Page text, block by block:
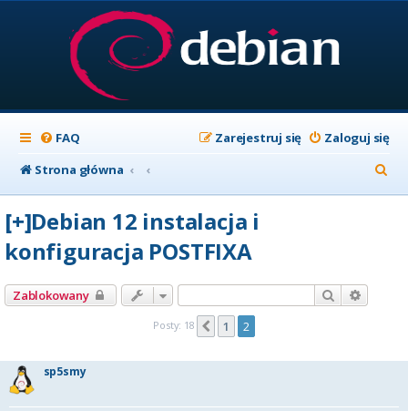
FAQ Zaloguj się
Zarejestruj się
Strona główna
z
[+]Debian 12 instalacja i
konfiguracja POSTFIXA
Zablokowany Szukaj
Posty: 18 Poprzednia
1 2
sp5smy